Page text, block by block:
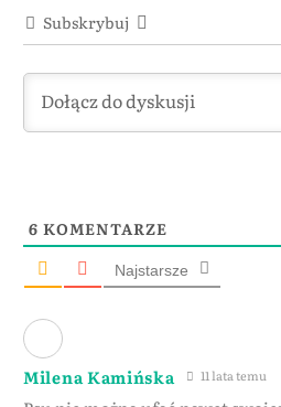
Subskrybuj
6 KOMENTARZE
Najstarsze
Milena Kamińska 11 lata temu